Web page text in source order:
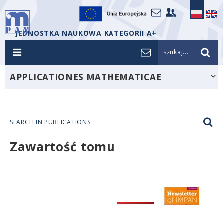
JEDNOSTKA NAUKOWA KATEGORII A+
szukaj...
APPLICATIONES MATHEMATICAE
SEARCH IN PUBLICATIONS
Zawartość tomu